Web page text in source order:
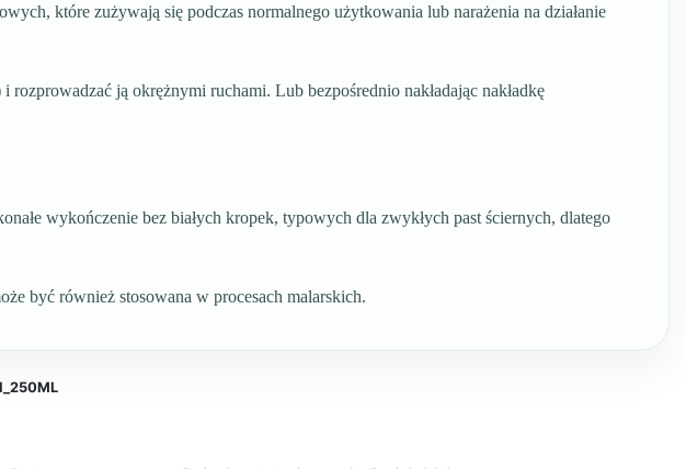
które zużywają się podczas normalnego użytkowania lub narażenia na działanie
ją okrężnymi ruchami. Lub bezpośrednio nakładając nakładkę
wykończenie bez białych kropek, typowych dla zwykłych past ściernych, dlatego
być również stosowana w procesach malarskich.